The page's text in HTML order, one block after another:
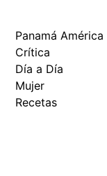
Panamá América
Crítica
Día a Día
Mujer
Recetas